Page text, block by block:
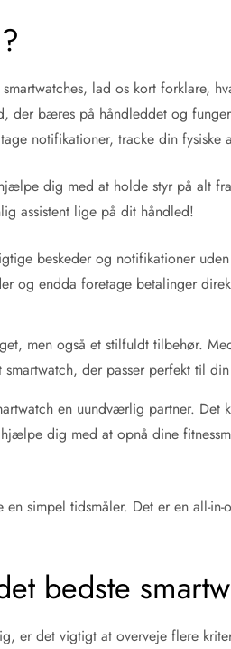
lad os kort forklare,
der bæres på håndleddet og
notifikationer, tracke din fysiske
dig med at holde styr på alt
assistent lige på dit håndled!
beskeder og notifikationer
og endda foretage betalinger
men også et stilfuldt tilbehør.
der passer perfekt til
en uundværlig partner. Det
dig med at opnå dine
en simpel tidsmåler. Det er en all-
bedste
er det vigtigt at overveje flere